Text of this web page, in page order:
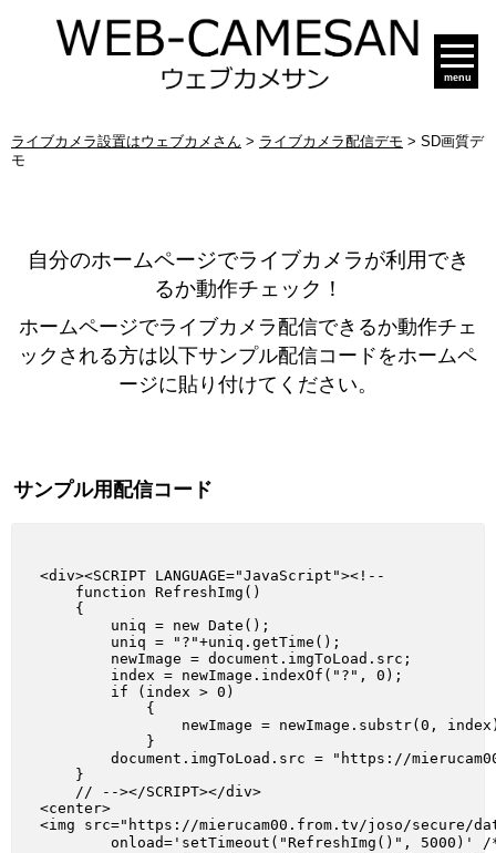
menu
ライブカメラ設置はウェブカメさん > ライブカメラ配信デモ > SD画質デ
モ
自分のホームページでライブカメラが利用でき
るか動作チェック！
ホームページでライブカメラ配信できるか動作チェ
ックされる方は以下サンプル配信コードをホームペ
ージに貼り付けてください。
サンプル用配信コード
<div><SCRIPT LANGUAGE="JavaScript"><!--
    function RefreshImg()
    {
        uniq = new Date();
        uniq = "?"+uniq.getTime();
        newImage = document.imgToLoad.src;
        index = newImage.indexOf("?", 0);
        if (index > 0)
            {
newImage = newImage.substr(0,
            }
document.imgToLoad.src = "https://
    }
    // --></SCRIPT></div>
<center>
<img src="https://mierucam00.from.tv/joso/secure/
onload='setTimeout("RefreshImg()", 5000)' /*